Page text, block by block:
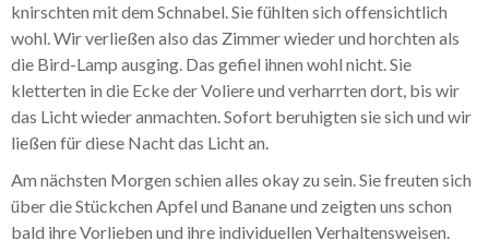
knirschten mit dem Schnabel. Sie fühlten sich offensichtlich
wohl. Wir verließen also das Zimmer wieder und horchten als
die Bird-Lamp ausging. Das gefiel ihnen wohl nicht. Sie
kletterten in die Ecke der Voliere und verharrten dort, bis wir
das Licht wieder anmachten. Sofort beruhigten sie sich und wir
ließen für diese Nacht das Licht an.
Am nächsten Morgen schien alles okay zu sein. Sie freuten sich
über die Stückchen Apfel und Banane und zeigten uns schon
bald ihre Vorlieben und ihre individuellen Verhaltensweisen.